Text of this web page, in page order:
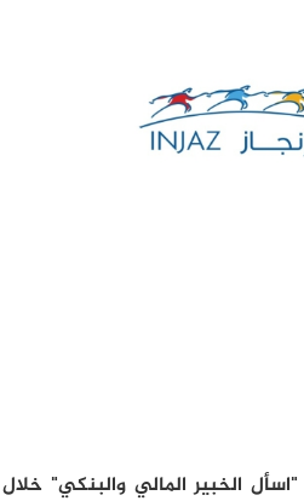
الخبير المالي والبنكي" خلال